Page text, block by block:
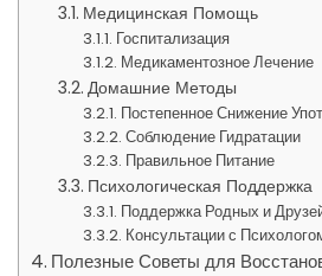
Медицинская Помощь
Госпитализация
Медикаментозное Лечение
Домашние Методы
Постепенное Снижение
Соблюдение Гидратации
Правильное Питание
Психологическая Поддержка
Поддержка Родных и
Консультации с
Полезные Советы для